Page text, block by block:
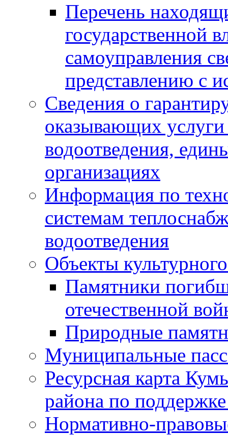
Перечень
государственной
самоуправления
представлению с
Сведения о
оказывающих
водоотведения,
организациях
Информация по
системам
водоотведения
Объекты
Памятники
отечественной
Природные
Муниципальные
Ресурсная карта
района по
Нормативно-